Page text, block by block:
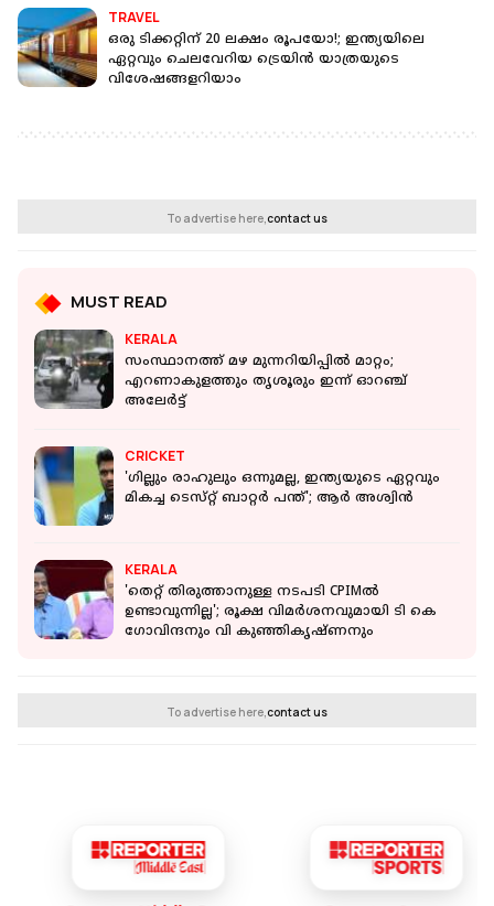
TRAVEL
ഒരു ടിക്കറ്റിന് 20 ലക്ഷം രൂപയോ!; ഇന്ത്യയിലെ
ഏറ്റവും ചെലവേറിയ ട്രെയിന്‍ യാത്രയുടെ
വിശേഷങ്ങളറിയാം
To advertise here,contact us
MUST READ
KERALA
സംസ്ഥാനത്ത് മഴ മുന്നറിയിപ്പില്‍ മാറ്റം;
എറണാകുളത്തും തൃശൂരും ഇന്ന് ഓറഞ്ച്
അലേര്‍ട്ട്
CRICKET
'ഗില്ലും രാഹുലും ഒന്നുമല്ല, ഇന്ത്യയുടെ ഏറ്റവും
മികച്ച ടെസ്‌റ്റ് ബാറ്റർ പന്ത്'; ആർ അശ്വിൻ
KERALA
'തെറ്റ് തിരുത്താനുള്ള നടപടി CPIMല്‍
ഉണ്ടാവുന്നില്ല'; രൂക്ഷ വിമര്‍ശനവുമായി ടി കെ
ഗോവിന്ദനും വി കുഞ്ഞികൃഷ്ണനും
To advertise here,contact us